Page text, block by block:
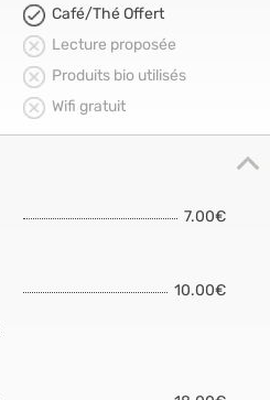
Café/Thé Offert
Lecture proposée
Produits bio utilisés
Wifi gratuit
7.00€
10.00€